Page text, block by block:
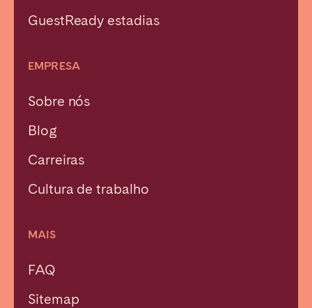
GuestReady estadias
EMPRESA
Sobre nós
Blog
Carreiras
Cultura de trabalho
MAIS
FAQ
Sitemap